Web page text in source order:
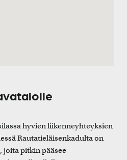
hyvien liikenneyhteyksien
Rautatieläisenkadulta on
joita pitkin pääsee